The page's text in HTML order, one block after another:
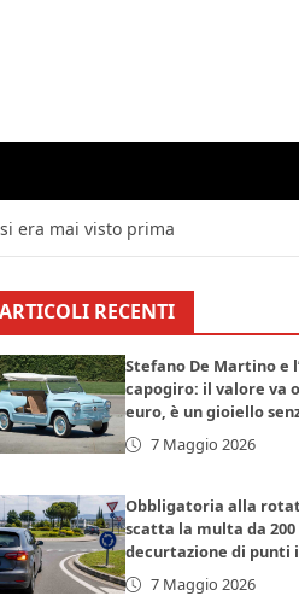
era mai visto prima
ARTICOLI RECENTI
Stefano De Martino e
capogiro: il valore va
euro, è un gioiello
7 Maggio 2026
Obbligatoria alla
scatta la multa da 200
decurtazione di punti
7 Maggio 2026